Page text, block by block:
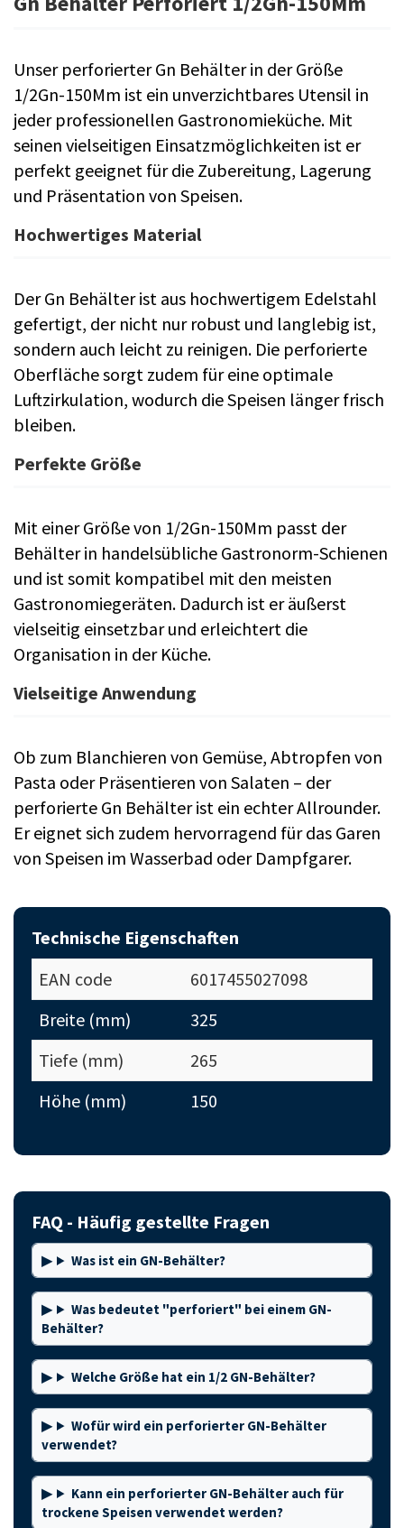
Unser perforierter Gn Behälter in der Größe
1/2Gn-150Mm ist ein unverzichtbares Utensil in
jeder professionellen Gastronomieküche. Mit
seinen vielseitigen Einsatzmöglichkeiten ist er
perfekt geeignet für die Zubereitung, Lagerung
und Präsentation von Speisen.
Hochwertiges Material
Der Gn Behälter ist aus hochwertigem Edelstahl
gefertigt, der nicht nur robust und langlebig ist,
sondern auch leicht zu reinigen. Die perforierte
Oberfläche sorgt zudem für eine optimale
Luftzirkulation, wodurch die Speisen länger frisch
bleiben.
Perfekte Größe
Mit einer Größe von 1/2Gn-150Mm passt der
Behälter in handelsübliche Gastronorm-Schienen
und ist somit kompatibel mit den meisten
Gastronomiegeräten. Dadurch ist er äußerst
vielseitig einsetzbar und erleichtert die
Organisation in der Küche.
Vielseitige Anwendung
Ob zum Blanchieren von Gemüse, Abtropfen von
Pasta oder Präsentieren von Salaten – der
perforierte Gn Behälter ist ein echter Allrounder.
Er eignet sich zudem hervorragend für das Garen
von Speisen im Wasserbad oder Dampfgarer.
Technische Eigenschaften
EAN code
6017455027098
Breite (mm)
325
Tiefe (mm)
265
Höhe (mm)
150
FAQ - Häufig gestellte Fragen
Was ist ein GN-Behälter?
Was bedeutet "perforiert" bei einem GN-
Behälter?
Welche Größe hat ein 1/2 GN-Behälter?
Wofür wird ein perforierter GN-Behälter
verwendet?
Kann ein perforierter GN-Behälter auch für
trockene Speisen verwendet werden?